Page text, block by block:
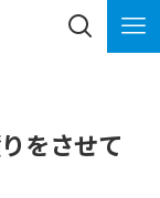
をさせて